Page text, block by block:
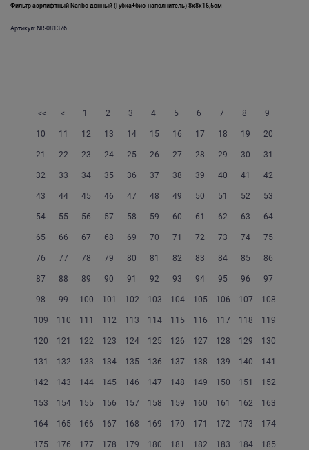
Фильтр аэрлифтный Naribo донный (Губка+био-наполнитель) 8х8х16,5см
Артикул: NR-081376
<< < 1 2 3 4 5 6 7 8 9
10 11 12 13 14 15 16 17 18 19 20
21 22 23 24 25 26 27 28 29 30 31
32 33 34 35 36 37 38 39 40 41 42
43 44 45 46 47 48 49 50 51 52 53
54 55 56 57 58 59 60 61 62 63 64
65 66 67 68 69 70 71 72 73 74 75
76 77 78 79 80 81 82 83 84 85 86
87 88 89 90 91 92 93 94 95 96 97
98 99 100 101 102 103 104 105 106 107 108
109 110 111 112 113 114 115 116 117 118 119
120 121 122 123 124 125 126 127 128 129 130
131 132 133 134 135 136 137 138 139 140 141
142 143 144 145 146 147 148 149 150 151 152
153 154 155 156 157 158 159 160 161 162 163
164 165 166 167 168 169 170 171 172 173 174
175 176 177 178 179 180 181 182 183 184 185